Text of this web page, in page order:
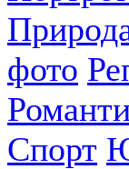
фото
Спорт